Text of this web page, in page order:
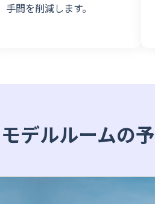
手間を削減します。
モデルルームの